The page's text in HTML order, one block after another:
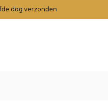
dag verzonden